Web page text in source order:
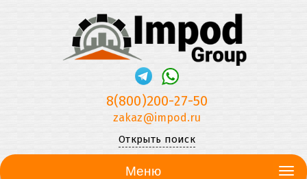
8(800)200-27-50
zakaz@impod.ru
Открыть поиск
Меню